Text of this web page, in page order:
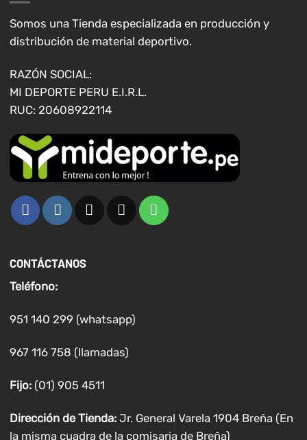
pueden
elegir
en
página
de
producto
elegir
en
Somos una Tienda especializada en producción y
distribución de material deportivo.
RAZÓN SOCIAL:
MI DEPORTE PERU E.I.R.L.
RUC: 20608922114
CONTÁCTANOS
Teléfono:
951 140 299 (whatsapp)
967 116 758 (llamadas)
Fijo:(01) 905 4511
Dirección de Tienda: Jr. General Varela 1904 Breña (En
la misma cuadra de la comisaria de Breña)